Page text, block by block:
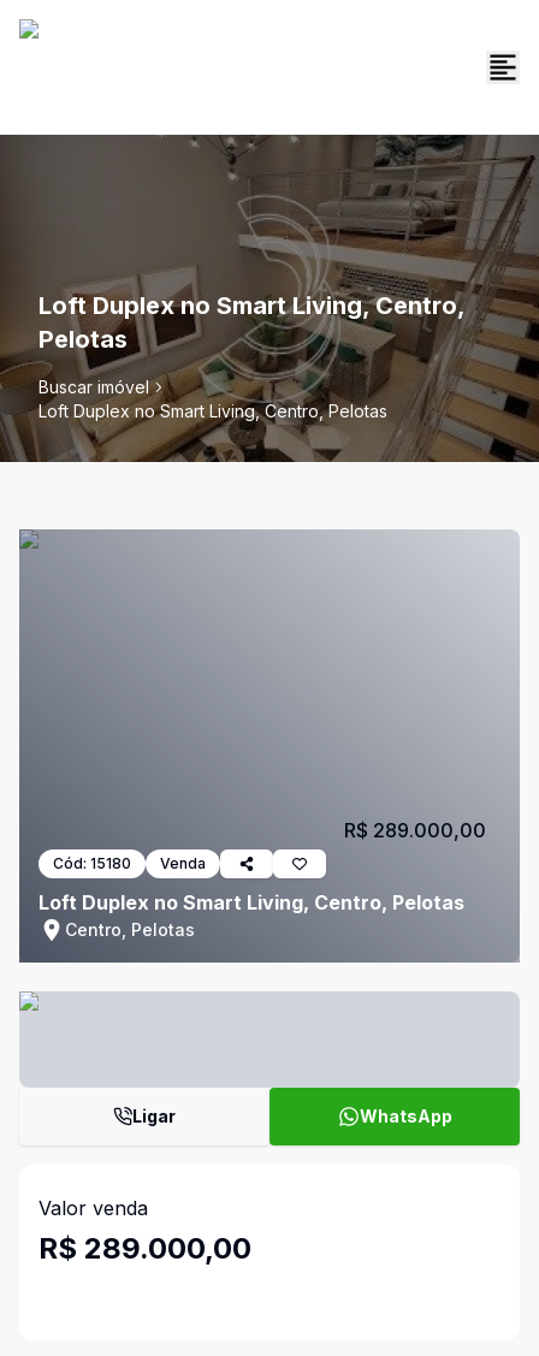
Loft Duplex no Smart Living, Centro,
Pelotas
Buscar imóvel
Loft Duplex no Smart Living, Centro, Pelotas
Cód: 15180 Venda
Loft Duplex no Smart Living, Centro, Pelotas
Centro, Pelotas
R$ 289.000,00
Ligar WhatsApp
Valor venda
R$ 289.000,00